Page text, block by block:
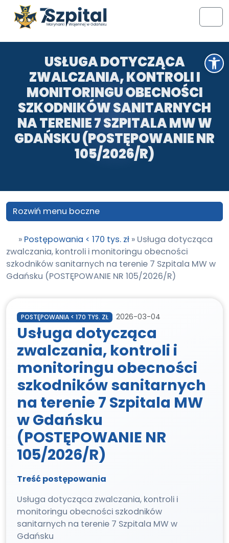
Otwórz pasek narzędzi
Przejdź do treści
Przejdź do stopki
USŁUGA DOTYCZĄCA
ZWALCZANIA, KONTROLI I
MONITORINGU OBECNOŚCI
SZKODNIKÓW SANITARNYCH
NA TERENIE 7 SZPITALA MW W
GDAŃSKU (POSTĘPOWANIE NR
105/2026/R)
» Postępowania < 170 tys. zł » Usługa dotycząca
zwalczania, kontroli i monitoringu obecności
szkodników sanitarnych na terenie 7 Szpitala MW w
Gdańsku (POSTĘPOWANIE NR 105/2026/R)
POSTĘPOWANIA < 170 TYS. ZŁ 2026-03-04
Usługa dotycząca
zwalczania, kontroli i
monitoringu obecności
szkodników sanitarnych
na terenie 7 Szpitala MW
w Gdańsku
(POSTĘPOWANIE NR
105/2026/R)
Treść postępowania
Usługa dotycząca zwalczania, kontroli i
monitoringu obecności szkodników
sanitarnych na terenie 7 Szpitala MW w
Gdańsku
Rozwiń menu boczne